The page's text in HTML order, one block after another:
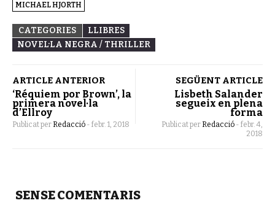
MICHAEL HJORTH
CATEGORIES
LLIBRES
NOVEL·LA NEGRA / THRILLER
ARTICLE ANTERIOR
‘Réquiem por Brown’, la
primera novel·la
d’Ellroy
Publicat per Redacció - febr. 1, 2018
SEGÜENT ARTICLE
Lisbeth Salander
segueix en plena
forma
Publicat per Redacció - febr. 4,
2018
SENSE COMENTARIS